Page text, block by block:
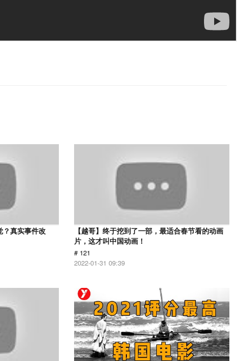
？真实事件改
【越哥】终于挖到了一部，最适合春节看的动画
片，这才叫中国动画！
# 121
2022-01-31 09:39